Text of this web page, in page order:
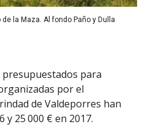
la Maza. Al fondo Paño y Dulla
para
por el
de Valdeporres han
y 25 000 € en 2017.